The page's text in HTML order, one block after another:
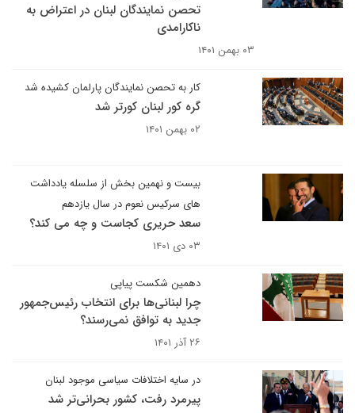
تحصن نمایندگان لبنان در اعتراض به
ناکارامدی
۰۳ بهمن ۱۴۰۱
کار به تحصن نمایندگان پارلمان کشیده شد
گره کور لبنان کورتر شد
۰۲ بهمن ۱۴۰۱
بیست و نهمین بخش از سلسله یادداشت
های سرکیس نعوم در سال یازدهم
سعد حریری کجاست و چه می کند؟
۰۳ دی ۱۴۰۱
دهمین شکست پیاپی
چرا لبنانی‌ها برای انتخاب رئیس‌جمهور
جدید به توافق نمی‌رسند؟
۲۶ آذر ۱۴۰۱
در سایه اختلافات سیاسی موجود لبنان
پیرمرد رفت، کشور بحرانی‌تر شد